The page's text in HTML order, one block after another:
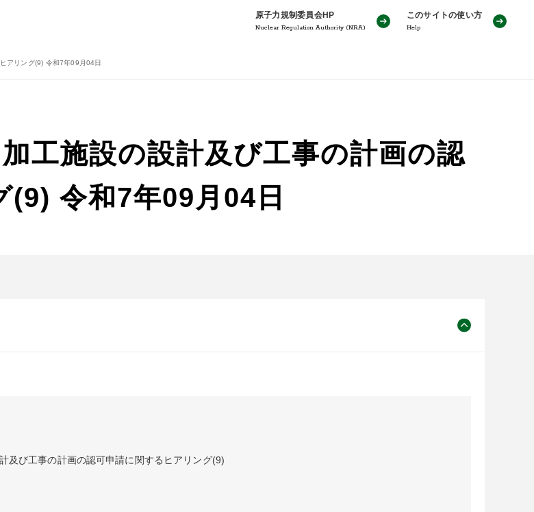
原子力規制委員会HP
Nuclear Regulation Authority (NRA)
このサイトの使い方
Help
アリング(9) 令和7年09月04日
工施設の設計及び工事の計画の認
令和7年09月04日
及び工事の計画の認可申請に関するヒアリング(9)